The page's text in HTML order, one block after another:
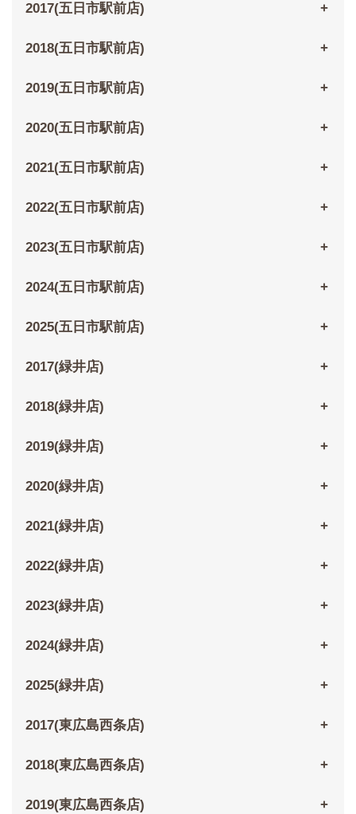
2017(五日市駅前店)
2018(五日市駅前店)
2019(五日市駅前店)
2020(五日市駅前店)
2021(五日市駅前店)
2022(五日市駅前店)
2023(五日市駅前店)
2024(五日市駅前店)
2025(五日市駅前店)
2017(緑井店)
2018(緑井店)
2019(緑井店)
2020(緑井店)
2021(緑井店)
2022(緑井店)
2023(緑井店)
2024(緑井店)
2025(緑井店)
2017(東広島西条店)
2018(東広島西条店)
2019(東広島西条店)